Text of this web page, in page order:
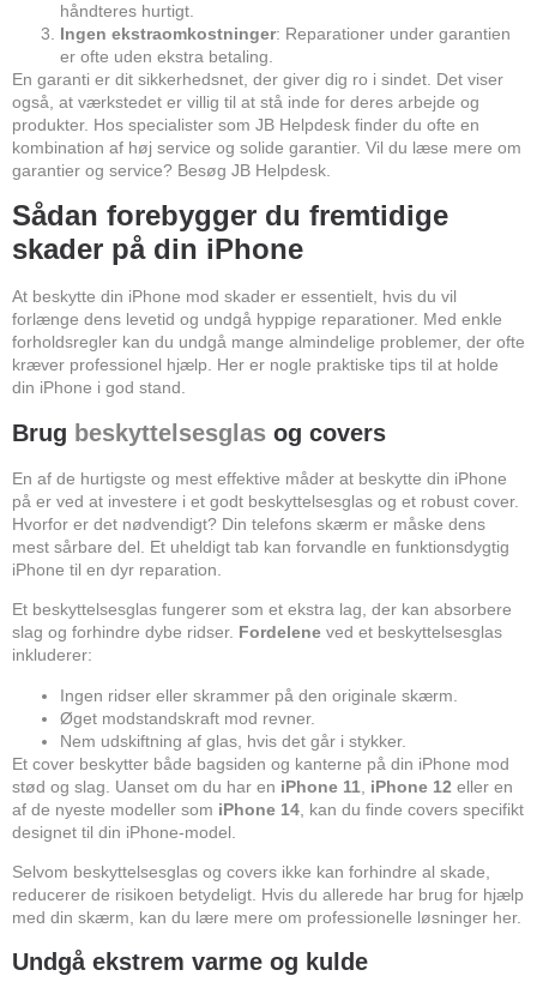
håndteres hurtigt.
Ingen ekstraomkostninger: Reparationer under garantien
er ofte uden ekstra betaling.
En garanti er dit sikkerhedsnet, der giver dig ro i sindet. Det viser
også, at værkstedet er villig til at stå inde for deres arbejde og
produkter. Hos specialister som JB Helpdesk finder du ofte en
kombination af høj service og solide garantier. Vil du læse mere om
garantier og service? Besøg JB Helpdesk
Sådan forebygger du fremtidige
skader på din iPhone
At beskytte din iPhone mod skader er essentielt, hvis du vil
forlænge dens levetid og undgå hyppige reparationer. Med enkle
forholdsregler kan du undgå mange almindelige problemer, der ofte
kræver professionel hjælp. Her er nogle praktiske tips til at holde
din iPhone i god stand.
Brug beskyttelsesglas og covers
En af de hurtigste og mest effektive måder at beskytte din iPhone
på er ved at investere i et godt beskyttelsesglas og et robust cover.
Hvorfor er det nødvendigt? Din telefons skærm er måske dens
mest sårbare del. Et uheldigt tab kan forvandle en funktionsdygtig
iPhone til en dyr reparation.
Et beskyttelsesglas fungerer som et ekstra lag, der kan absorbere
slag og forhindre dybe ridser. Fordelene ved et beskyttelsesglas
inkluderer:
Ingen ridser eller skrammer på den originale skærm.
Øget modstandskraft mod revner.
Nem udskiftning af glas, hvis det går i stykker.
Et cover beskytter både bagsiden og kanterne på din iPhone mod
stød og slag. Uanset om du har en iPhone 11 iPhone 12 eller en
af de nyeste modeller som iPhone 14 , kan du finde covers specifikt
designet til din iPhone-model.
Selvom beskyttelsesglas og covers ikke kan forhindre al skade,
reducerer de risikoen betydeligt. Hvis du allerede har brug for hjælp
med din skærm, kan du lære mere om professionelle løsninger her.
Undgå ekstrem varme og kulde